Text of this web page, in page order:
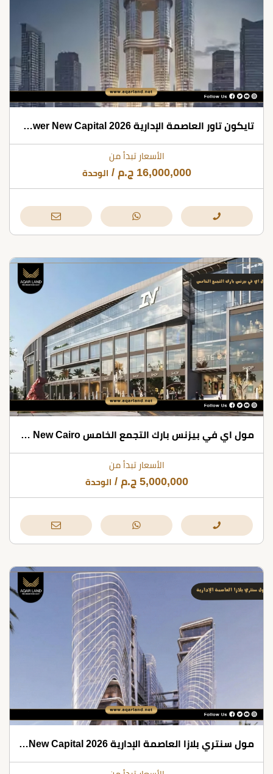
تايكون تاور العاصمة الإدارية 2026 Tycoon Tower New Capital
الأسعار تبدأ من
16,000,000 ج.م / الوحدة
مول اي في بيزنس بارك التجمع الخامس Mall IV Business Park New Cairo
الأسعار تبدأ من
5,000,000 ج.م / الوحدة
مول سنتري بلازا العاصمة الإدارية 2026 Centri Plaza New Capital